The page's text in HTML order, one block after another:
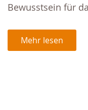
Bewusstsein für
Mehr lesen